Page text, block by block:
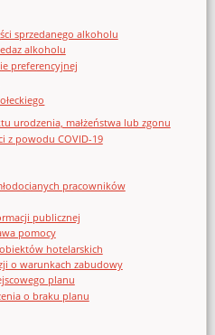
sprzedanego alkoholu
alkoholu
preferencyjnej
urodzenia, małżeństwa lub zgonu
z powodu COVID-19
pracowników
publicznej
pomocy
hotelarskich
o warunkach zabudowy
planu
o braku planu